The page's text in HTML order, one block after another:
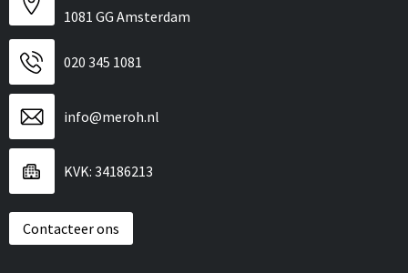
1081 GG Amsterdam
020 345 1081
info@meroh.nl
KVK: 34186213
Contacteer ons